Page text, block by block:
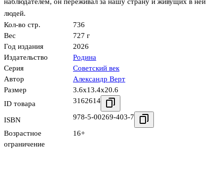
наблюдателем, он переживал за нашу страну и живущих в ней
людей.
Кол-во стр.
736
Вес
727 г
Год издания
2026
Издательство
Родина
Серия
Советский век
Автор
Александр Верт
Размер
3.6x13.4x20.6
ID товара
3162614
ISBN 978-5-00269-403-7
Возрастное
ограничение
16+